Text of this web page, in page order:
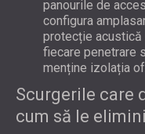
panourile de
configura
protecție
fiecare penetrare
menține izolația
Scurgerile care
cum să le elimini